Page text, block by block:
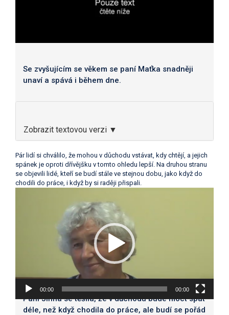
Se zvyšujícím se věkem se paní Maťka snadněji
unaví a spává i během dne.
Zobrazit textovou verzi ▼
Pár lidí si chválilo, že mohou v důchodu vstávat, kdy chtějí, a jejich
spánek je oproti dřívějšku v tomto ohledu lepší. Na druhou stranu
se objevili lidé, kteří se budí stále ve stejnou dobu, jako když do
chodili do práce, i když by si raději přispali.
00:00 00:00
Paní Jiřina se těšila, že v důchodu bude moct spát
déle, než když chodila do práce, ale budí se pořád